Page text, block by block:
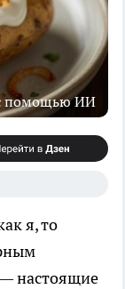
помощью ИИ
я, то
настоящие